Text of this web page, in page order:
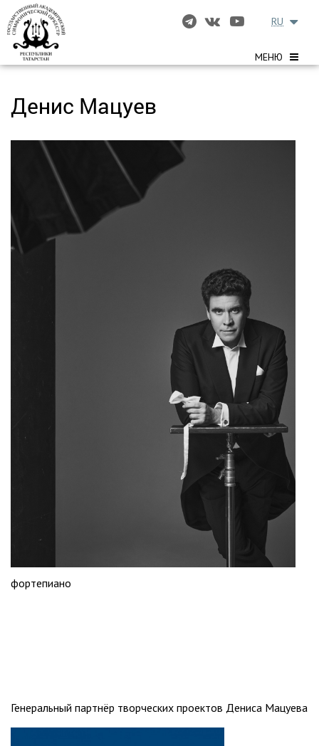
МЕНЮ
RU
Денис Мацуев
фортепиано
Генеральный партнёр творческих проектов Дениса Мацуева